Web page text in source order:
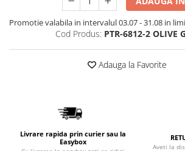
Promotie valabila in intervalul 03.07 - 31.08 in
Cod Produs: PTR-6812-2 OLIVE
Adauga la Favorite
Livrare rapida prin curier sau la
Easybox
Aveti la